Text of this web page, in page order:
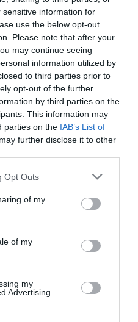
information for
use the below opt-out
Please note that after your
may continue seeing
information utilized by
to third parties prior to
opt-out of the further
by third parties on the
This information may
parties on the IAB’s List of
further disclose it to other
Opt Outs
of my
of my
my
Advertising.
se destinará a
mejora de
otra parte cubrirá
a trabajos preventivos y
con 408.000
del Rincón de
euros. Las ayudas irán
a Ademuz hasta los
Miguel y Vallanca.